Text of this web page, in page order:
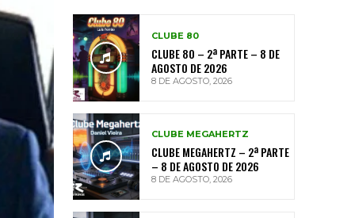
CLUBE 80
CLUBE 80 – 2ª PARTE – 8 DE
AGOSTO DE 2026
8 DE AGOSTO, 2026
CLUBE MEGAHERTZ
CLUBE MEGAHERTZ – 2ª PARTE
– 8 DE AGOSTO DE 2026
8 DE AGOSTO, 2026